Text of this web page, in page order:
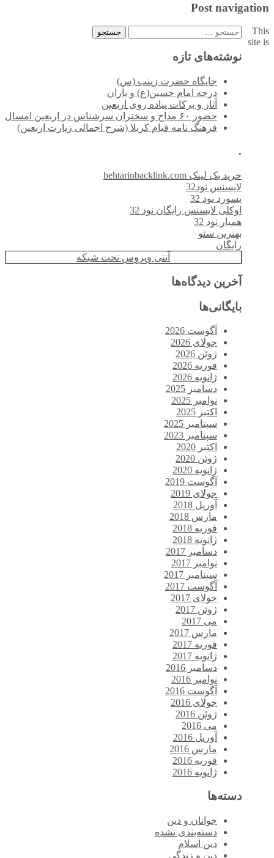
Post navigation
جستجو
نوشته‌های تازه
جایگاه حضرت زینب (س)
درجه امام حسین(ع) و یاران
آثار و برکات پیاده روی اربعین
حضور ۶۰ مداح و سخنران سرشناس در اربعین امسال
فرهنگ نامه قیام کربلا (شرح اجمالی زیارت اربعین)
.
خرید بک لینک behtarinbacklink.com
لایسنس نود32
پسورد نود 32
اوکلی لایسنس رایگان نود 32
همیار نود 32
بهترین سئو
رایگان
آنتی ویروس تحت شبکه
آخرین دیدگاه‌ها
بایگانی‌ها
آگوست 2026
جولای 2026
ژوئن 2026
فوریه 2026
ژانویه 2026
دسامبر 2025
نوامبر 2025
اکتبر 2025
سپتامبر 2025
سپتامبر 2023
اکتبر 2020
ژوئن 2020
ژانویه 2020
آگوست 2019
جولای 2019
آوریل 2018
مارس 2018
فوریه 2018
ژانویه 2018
دسامبر 2017
نوامبر 2017
سپتامبر 2017
آگوست 2017
جولای 2017
ژوئن 2017
می 2017
مارس 2017
فوریه 2017
ژانویه 2017
دسامبر 2016
نوامبر 2016
آگوست 2016
جولای 2016
ژوئن 2016
می 2016
آوریل 2016
مارس 2016
فوریه 2016
ژانویه 2016
دسته‌ها
جوانان و دین
دسته‌بندی نشده
دین اسلام
دین و زندگی
This
site is